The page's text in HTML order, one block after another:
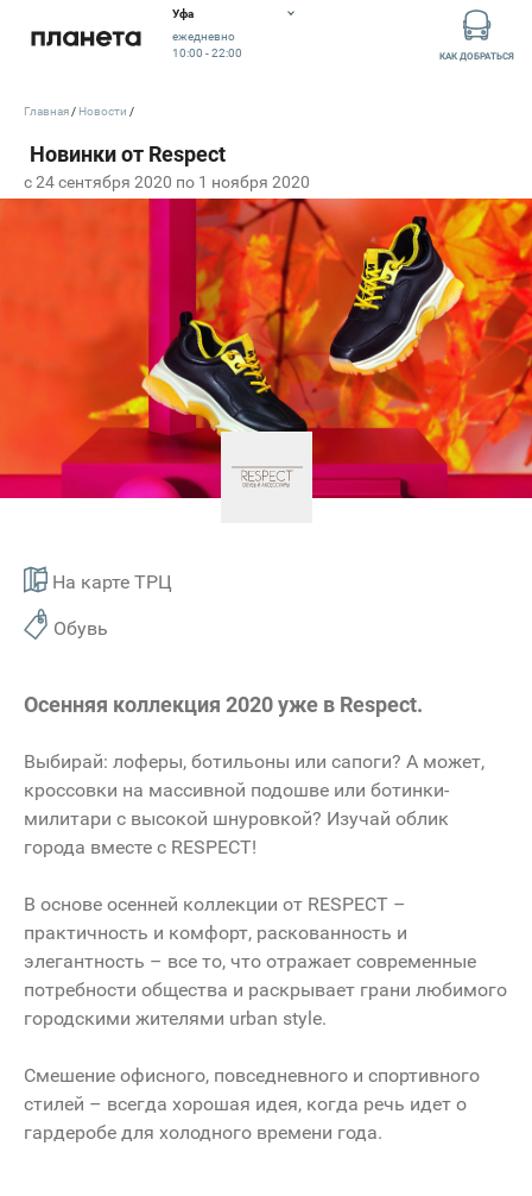
Уфа
ежедневно
10:00 - 22:00
КАК ДОБРАТЬСЯ
c 24 сентября 2020 по 1 ноября 2020
На карте ТРЦ
Обувь
Главная Новости
Осенняя коллекция 2020 уже в Respect.
Выбирай: лоферы, ботильоны или сапоги? А может,
кроссовки на массивной подошве или ботинки-
милитари с высокой шнуровкой? Изучай облик
города вместе с RESPECT!
В основе осенней коллекции от RESPECT –
практичность и комфорт, раскованность и
элегантность – все то, что отражает современные
потребности общества и раскрывает грани любимого
городскими жителями urban style.
Смешение офисного, повседневного и спортивного
стилей – всегда хорошая идея, когда речь идет о
гардеробе для холодного времени года.